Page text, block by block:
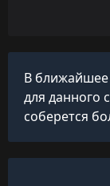
В ближайшее
для данного
соберется